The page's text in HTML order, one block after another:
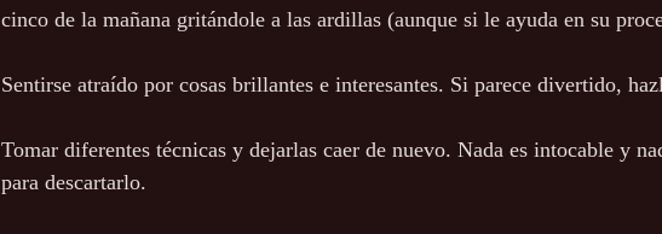
cinco de la mañana gritándole a las ardillas (aunque si le ayuda en su
Sentirse atraído por cosas brillantes e interesantes. Si parece divertido,
Tomar diferentes técnicas y dejarlas caer de nuevo. Nada es intocable y
para descartarlo.